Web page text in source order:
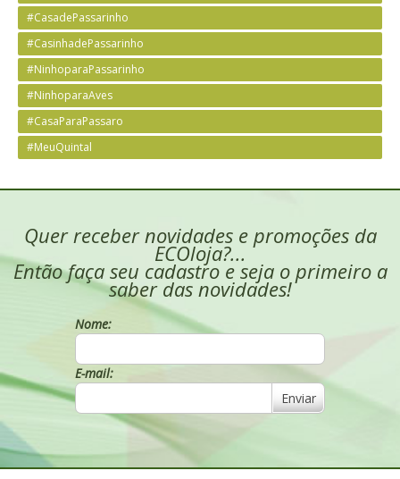
#CasadePassarinho
#CasinhadePassarinho
#NinhoparaPassarinho
#NinhoparaAves
#CasaParaPassaro
#MeuQuintal
Quer receber novidades e promoções da
ECOloja?...
Então faça seu cadastro e seja o primeiro a
saber das novidades!
Nome:
E-mail:
Enviar